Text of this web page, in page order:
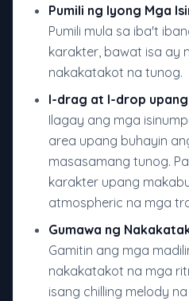
Pumili ng Iyong Mga
Pumili mula sa iba't
karakter, bawat isa ay
nakakatakot na tunog.
I-drag at I-drop upang
Ilagay ang mga
area upang buhayin
masasamang tunog.
karakter upang
atmospheric na mga
Gumawa ng
Gamitin ang mga
nakakatakot na mga
isang chilling melody